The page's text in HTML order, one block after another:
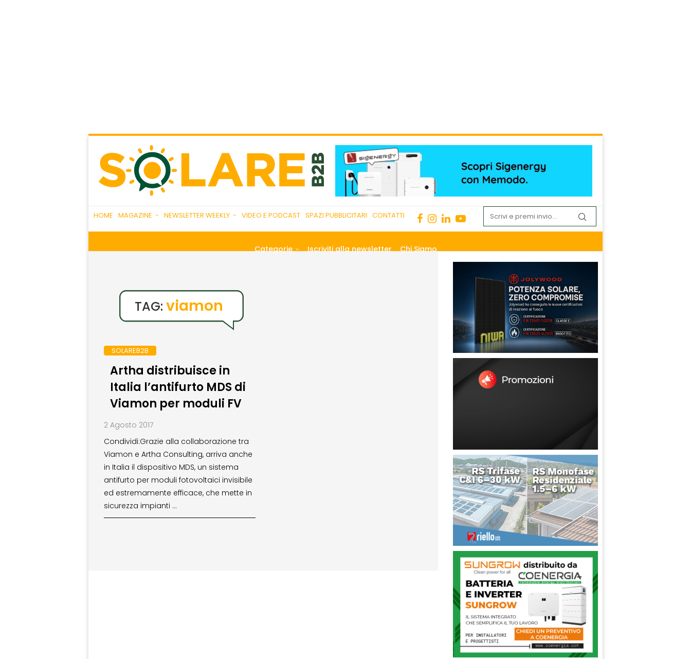
HOME MAGAZINE NEWSLETTER WEEKLY VIDEO E PODCAST SPAZI PUBBLICITARI CONTATTI
Categorie Iscriviti alla newsletter Chi Siamo
TAG: viamon
SOLAREB2B
Artha distribuisce in
Italia l’antifurto MDS di
Viamon per moduli FV
2 Agosto 2017
Condividi:Grazie alla collaborazione tra
Viamon e Artha Consulting, arriva anche
in Italia il dispositivo MDS, un sistema
antifurto per moduli fotovoltaici invisibile
ed estremamente efficace, che mette in
sicurezza impianti …